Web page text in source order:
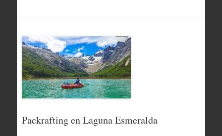
Packrafting en Laguna Esmeralda